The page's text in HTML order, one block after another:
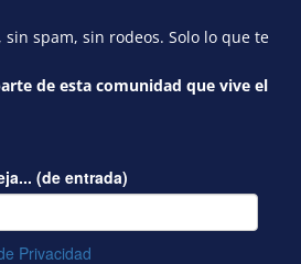
spam, sin rodeos. Solo lo que te
de esta comunidad que vive el